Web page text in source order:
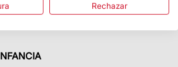
del Pollito es libre y gratuita hasta
Rechazar